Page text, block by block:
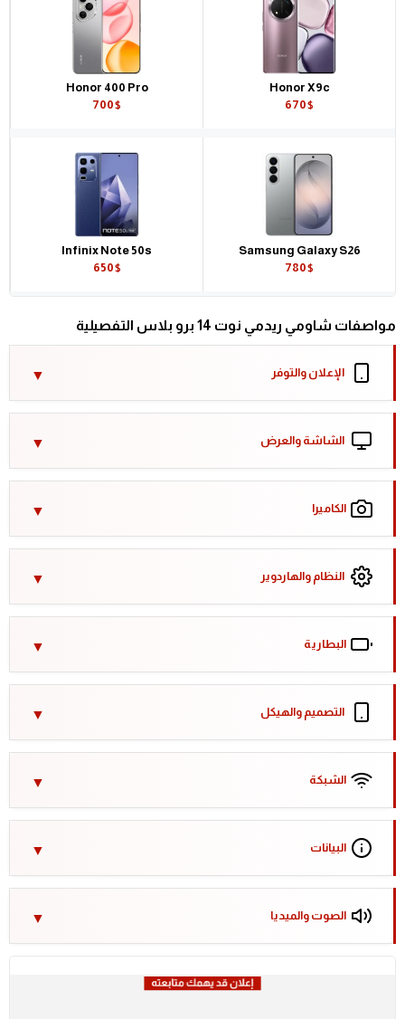
Honor X9c
670$
Honor 400 Pro
700$
Samsung Galaxy S26
780$
Infinix Note 50s
650$
مواصفات شاومي ريدمي نوت 14 برو بلاس التفصيلية
الإعلان والتوفر
الشاشة والعرض
الكاميرا
النظام والهاردوير
البطارية
التصميم والهيكل
الشبكة
البيانات
الصوت والميديا